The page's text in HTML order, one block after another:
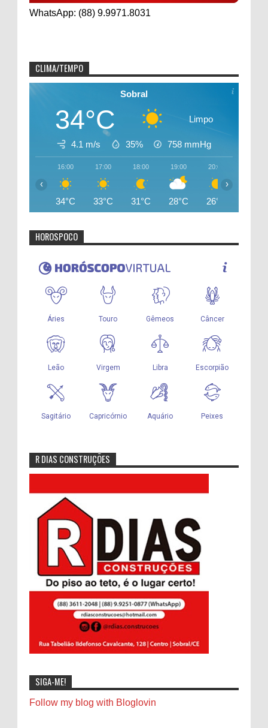
WhatsApp: (88) 9.9971.8031
CLIMA/TEMPO
Sobral
34°C Limpo
4.1 m/s 35% 758 mmHg
16:00
34°C
17:00
33°C
18:00
31°C
19:00
28°C
20:00
26°C
‹ ›
HOROSPOCO
R DIAS CONSTRUÇÕES
SIGA-ME!
Follow my blog with Bloglovin